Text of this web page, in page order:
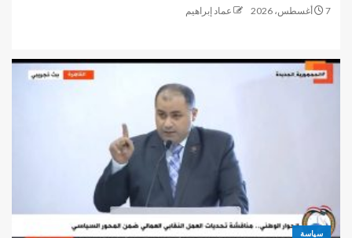
7 أغسطس، 2026 عماد إبراهيم
سياسة